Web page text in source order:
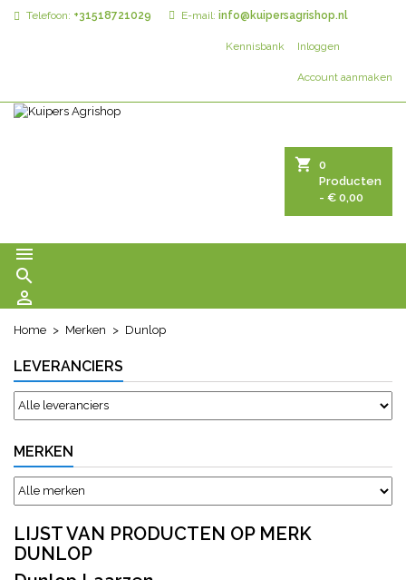
Telefoon: +31518721029 E-mail: info@kuipersagrishop.nl
Inloggen
Account aanmaken
Kennisbank
shopping_cart 0
Producten
- € 0,00



Home Merken Dunlop
LEVERANCIERS
MERKEN
LIJST VAN PRODUCTEN OP MERK
DUNLOP